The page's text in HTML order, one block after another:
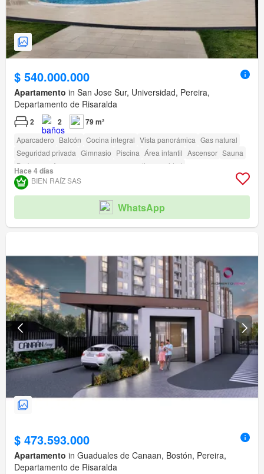
$ 540.000.000
Apartamento in San Jose Sur, Universidad, Pereira,
Departamento de Risaralda
2 2 79 m²
Aparcadero Balcón Cocina integral Vista panorámica Gas natural
Seguridad privada Gimnasio Piscina Área infantil Ascensor Sauna
Barbecue
Acceso para personas con discapacidad
Hace 4 días
BIEN RAÍZ SAS
WhatsApp
$ 473.593.000
Apartamento in Guaduales de Canaan, Bostón, Pereira,
Departamento de Risaralda